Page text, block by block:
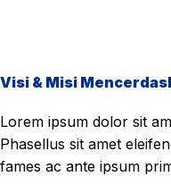
Visi & Misi
Lorem ipsum dolor sit
Phasellus sit amet
fames ac ante ipsum